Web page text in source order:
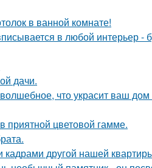
в ванной комнате!
в любой интерьер -
дачи.
что украсит ваш
приятной цветовой гамме.
кадрами другой нашей